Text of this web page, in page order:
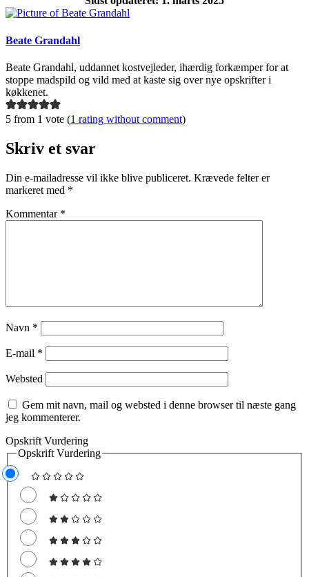
Beate Grandahl
Beate Grandahl, uddannet kostvejleder, ihærdig forkæmper for at
stoppe madspild og vild med at kaste sig over nye opskrifter i
køkkenet.
5 from 1 vote (1 rating without comment)
Skriv et svar
Din e-mailadresse vil ikke blive publiceret. Krævede felter er
markeret med *
Kommentar *
Navn *
E-mail *
Websted
Gem mit navn, mail og websted i denne browser til næste gang
jeg kommenterer.
Opskrift Vurdering
Opskrift Vurdering